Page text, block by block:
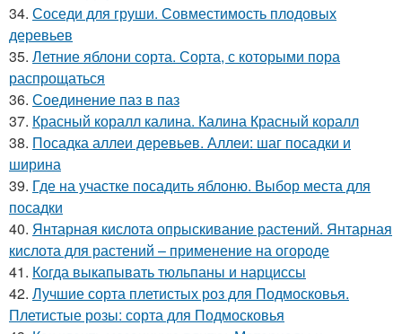
34. Соседи для груши. Совместимость плодовых
деревьев
35. Летние яблони сорта. Сорта, с которыми пора
распрощаться
36. Соединение паз в паз
37. Красный коралл калина. Калина Красный коралл
38. Посадка аллеи деревьев. Аллеи: шаг посадки и
ширина
39. Где на участке посадить яблоню. Выбор места для
посадки
40. Янтарная кислота опрыскивание растений. Янтарная
кислота для растений – применение на огороде
41. Когда выкапывать тюльпаны и нарциссы
42. Лучшие сорта плетистых роз для Подмосковья.
Плетистые розы: сорта для Подмосковья